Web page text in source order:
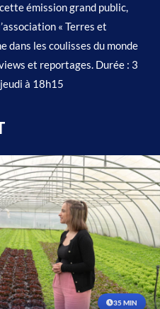
émission grand public,
« Terres et
dans les coulisses du monde
et reportages. Durée : 3
à 18h15
35 MIN